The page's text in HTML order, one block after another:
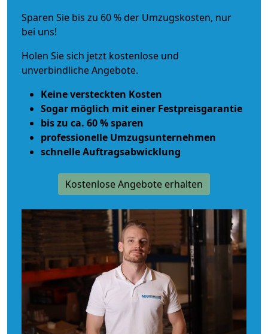
Sparen Sie bis zu 60 % der Umzugskosten, nur
bei uns!
Holen Sie sich jetzt kostenlose und
unverbindliche Angebote.
Keine versteckten Kosten
Sogar möglich mit einer Festpreisgarantie
bis zu ca. 60 % sparen
professionelle Umzugsunternehmen
schnelle Auftragsabwicklung
Kostenlose Angebote erhalten